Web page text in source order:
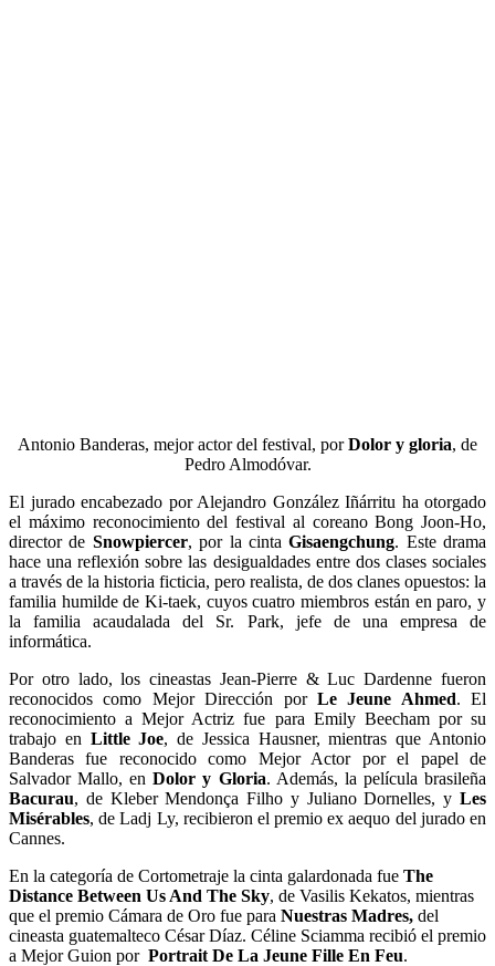
Antonio Banderas, mejor actor del festival, porDolor y gloria, de
Pedro Almodóvar.
El jurado encabezado por Alejandro González Iñárritu ha otorgado
el máximo reconocimiento del festival al coreano Bong Joon-Ho,
director de Snowpiercer, por la cintaGisaengchung. Este drama
hace una reflexión sobre las desigualdades entre dos clases sociales
a través de la historia ficticia, pero realista, de dos clanes opuestos: la
familia humilde de Ki-taek, cuyos cuatro miembros están en paro, y
la familia acaudalada del Sr. Park, jefe de una empresa de
informática.
Por otro lado, los cineastas Jean-Pierre & Luc Dardenne fueron
reconocidos como Mejor Dirección por Le Jeune Ahmed. El
reconocimiento a Mejor Actriz fue para Emily Beecham por su
trabajo en Little Joe, de Jessica Hausner, mientras que Antonio
Banderas fue reconocido como Mejor Actor por el papel de
Salvador Mallo, enDolor y Gloria. Además, la película brasileña
Bacurau, de Kleber Mendonça Filho y Juliano Dornelles, y Les
Misérables, de Ladj Ly, recibieron el premio ex aequo del jurado en
Cannes.
En la categoría de Cortometraje la cinta galardonada fue The
Distance Between Us And The Sky, de Vasilis Kekatos, mientras
que el premio Cámara de Oro fue para Nuestras Madres, del
cineasta guatemalteco César Díaz. Céline Sciamma recibió el premio
a Mejor Guion por Portrait De La Jeune Fille En Feu.